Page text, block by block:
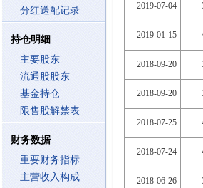
分红送配记录
持仓明细
主要股东
流通股股东
基金持仓
限售股解禁表
财务数据
重要财务指标
主营收入构成
2019-07-04
2019-01-15
2018-09-20
2018-09-20
2018-07-25
2018-07-24
2018-06-26